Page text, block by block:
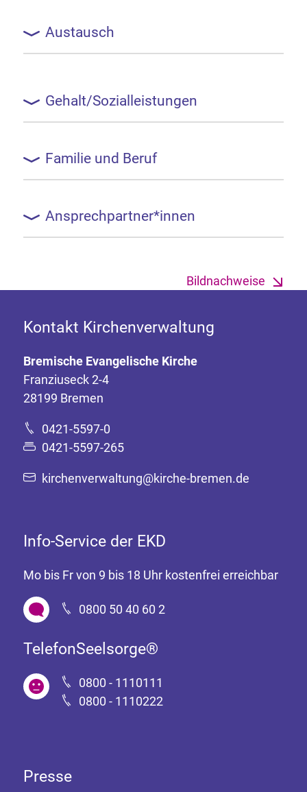
Austausch
Gehalt/Sozialleistungen
Familie und Beruf
Ansprechpartner*innen
Bildnachweise
Kontakt Kirchenverwaltung
Bremische Evangelische Kirche
Franziuseck 2-4
28199 Bremen
0421-5597-0
0421-5597-265
kirchenverwaltung@kirche-bremen.de
Info-Service der EKD
Mo bis Fr von 9 bis 18 Uhr kostenfrei erreichbar
0800 50 40 60 2
TelefonSeelsorge®
0800 - 1110111
0800 - 1110222
Presse